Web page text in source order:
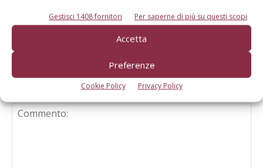
Gestisci 1408 fornitori Per saperne di più su questi scopi
Accetta
Preferenze
Cookie Policy Privacy Policy
LASCIA UN COMMENTO